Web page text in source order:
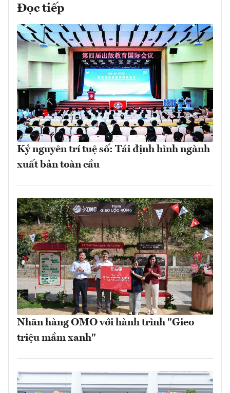
Đọc tiếp
Kỷ nguyên trí tuệ số: Tái định hình ngành
xuất bản toàn cầu
Nhãn hàng OMO với hành trình "Gieo
triệu mầm xanh"